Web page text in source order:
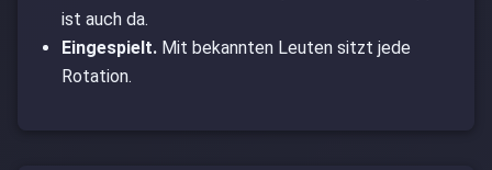
Minecraft Map
Discord Main
ist auch da.
Eingespielt. Mit bekannten Leuten sitzt jede
Rotation.